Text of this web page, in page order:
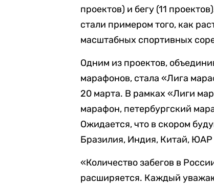
проектов) и бегу (11
стали примером того, как
масштабных спортивных
Одним из проектов,
марафонов, стала «Лига
20 марта. В рамках «Лиги
марафон, петербургский
Ожидается, что в скором
Бразилия, Индия, Китай,
«Количество забегов в
расширяется. Каждый